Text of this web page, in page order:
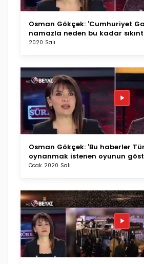
Osman Gökçek: 'Cumhuriyet
namazla neden bu kadar
2020 Salı
Osman Gökçek: 'Bu haberler
oynanmak istenen oyunun
Ocak 2020 Salı